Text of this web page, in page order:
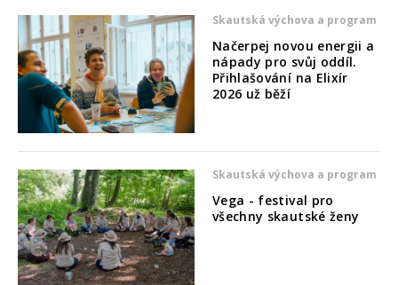
Skautská výchova a program
Načerpej novou energii a
nápady pro svůj oddíl.
Přihlašování na Elixír
2026 už běží
Skautská výchova a program
Vega - festival pro
všechny skautské ženy